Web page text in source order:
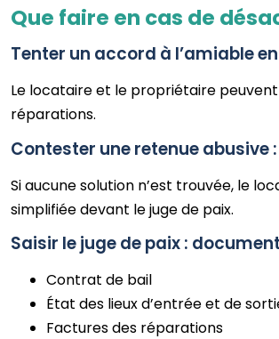
Que faire en cas de
Tenter un accord à l’amiable
Le locataire et le propriétaire
réparations.
Contester une retenue abusive
Si aucune solution n’est trouvée, le
simplifiée devant le juge de paix.
Saisir le juge de paix :
Contrat de bail
État des lieux d’entrée et de
Factures des réparations